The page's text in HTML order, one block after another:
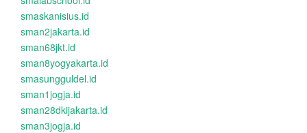
smaskanisius.id
sman2jakarta.id
sman68jkt.id
sman8yogyakarta.id
smasungguldel.id
sman1jogja.id
sman28dkijakarta.id
sman3jogja.id